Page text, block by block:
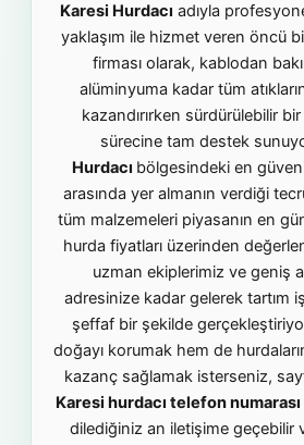
Karesi Hurdacı adıyla
yaklaşım ile hizmet veren öncü
firması olarak, kablodan
alüminyuma kadar tüm
kazandırırken sürdürülebilir
sürecine tam destek
Hurdacı bölgesindeki en
arasında yer almanın verdiği
tüm malzemeleri piyasanın en
hurda fiyatları üzerinden
uzman ekiplerimiz ve geniş
adresinize kadar gelerek tartım
şeffaf bir şekilde
doğayı korumak hem de
kazanç sağlamak isterseniz,
Karesi hurdacı telefon numarası
dilediğiniz an iletişime geçebilir